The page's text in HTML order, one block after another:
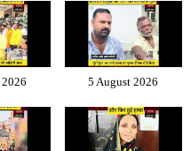
5 August 2026